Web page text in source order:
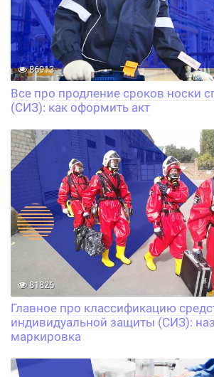
86913
Все про продление сроков носки
(СИЗ): как оформить акт
81826
Главное про классификацию
индивидуальной защиты (СИЗ):
маркировка